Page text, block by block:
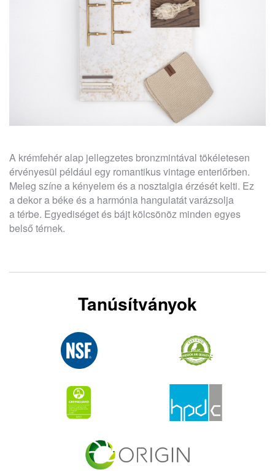
A krémfehér alap jellegzetes bronzmintával tökéletesen
érvényesül például egy romantikus vintage enteriőrben.
Meleg színe a kényelem és a nosztalgia érzését kelti. Ez
a dekor a béke és a harmónia hangulatát varázsolja
a térbe. Egyediséget és bájt kölcsönöz minden egyes
belső térnek.
Tanúsítványok